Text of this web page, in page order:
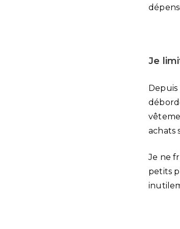
Je
Depuis
achats
Je ne
petits